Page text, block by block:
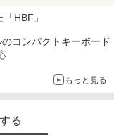
HBF」
コンパクトキーボード
もっと見る
る